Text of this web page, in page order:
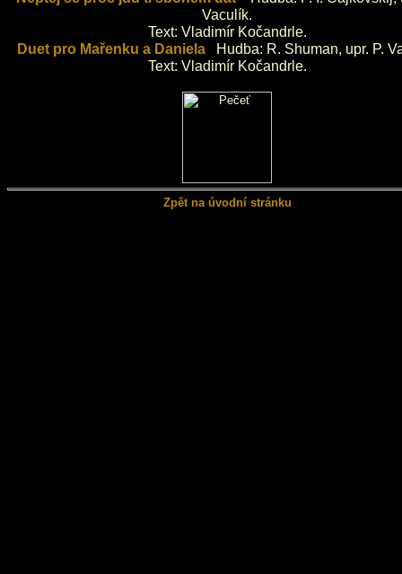
Vaculík.
Text: Vladimír Kočandrle.
Duet pro Mařenku a DanielaHudba: R. Shuman, upr. P.
Text: Vladimír Kočandrle.
Zpět na úvodní stránku